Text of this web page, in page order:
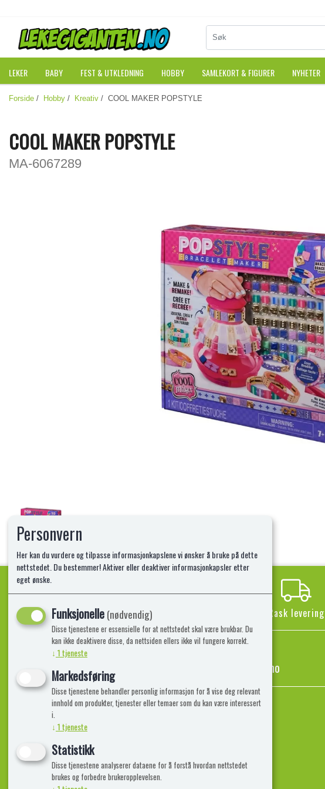
LEKER BABY FEST & UTKLEDNING HOBBY SAMLEKORT & FIGURER NYHETER
Forside / Hobby / Kreativ / COOL MAKER POPSTYLE
COOL MAKER POPSTYLE
MA-6067289
Kvalitetsprodukter! Rask levering
Informasjon
Frakt, Retur og Reklamasjon
Lekegiganten.no
Kontakt oss
Om oss
Personvern
Her kan du vurdere og tilpasse informasjonkapslene vi ønsker å bruke på dette
nettstedet. Du bestemmer! Aktiver eller deaktiver informasjonkapsler etter
eget ønske.
Funksjonelle(nødvendig)
Disse tjenestene er essensielle for at nettstedet skal være brukbar. Du
kan ikke deaktivere disse, da nettsiden ellers ikke vil fungere korrekt.
↓ 1tjeneste
Markedsføring
Disse tjenestene behandler personlig informasjon for å vise deg relevant
innhold om produkter, tjenester eller temaer som du kan være interessert
i.
↓ 1tjeneste
Statistikk
Disse tjenestene analyserer dataene for å forstå hvordan nettstedet
brukes og forbedre brukeropplevelsen.